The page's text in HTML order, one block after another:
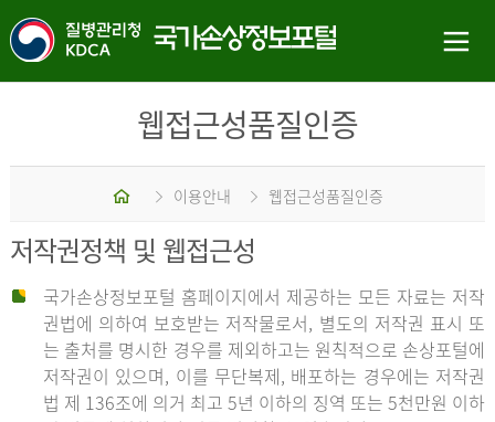
웹접근성품질인증
홈 이용안내 웹접근성품질인증
저작권정책 및 웹접근성
국가손상정보포털 홈페이지에서 제공하는 모든 자료는 저작
권법에 의하여 보호받는 저작물로서, 별도의 저작권 표시 또
는 출처를 명시한 경우를 제외하고는 원칙적으로 손상포털에
저작권이 있으며, 이를 무단복제, 배포하는 경우에는 저작권
법 제 136조에 의거 최고 5년 이하의 징역 또는 5천만원 이하